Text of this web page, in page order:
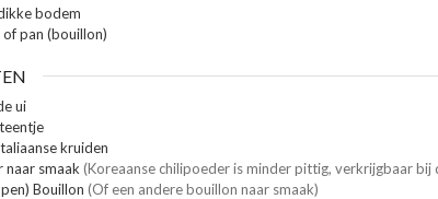
bodem
pan (bouillon)
ui
kruiden
naar smaak (Koreaanse chilipoeder is minder pittig, verkrijgbaar bij
Bouillon (Of een andere bouillon naar smaak)